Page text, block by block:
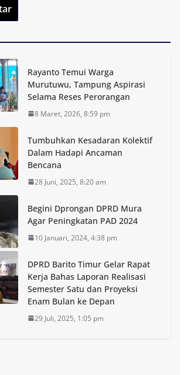
Rayanto Temui Warga
Murutuwu, Tampung Aspirasi
Selama Reses Perorangan
8 Maret, 2026, 8:59 pm
Tumbuhkan Kesadaran Kolektif
Dalam Hadapi Ancaman
Bencana
28 Juni, 2025, 8:20 am
Begini Dprongan DPRD Mura
Agar Peningkatan PAD 2024
10 Januari, 2024, 4:38 pm
DPRD Barito Timur Gelar Rapat
Kerja Bahas Laporan Realisasi
Semester Satu dan Proyeksi
Enam Bulan ke Depan
29 Juli, 2025, 1:05 pm